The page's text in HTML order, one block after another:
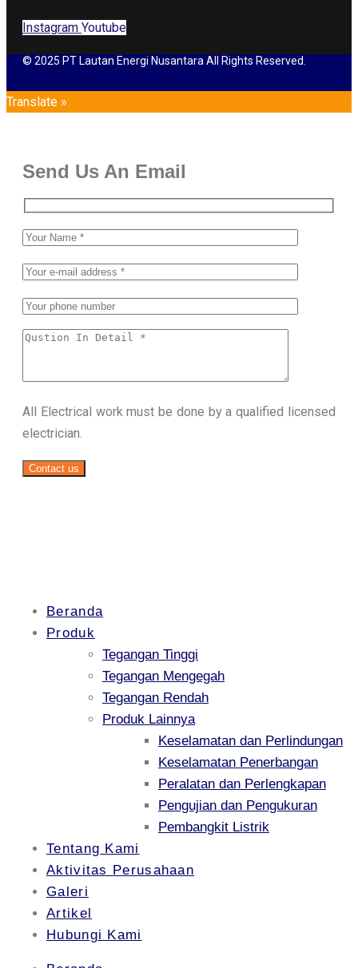
Instagram Youtube
© 2025 PT Lautan Energi Nusantara All Rights Reserved.
Translate »
Send Us An Email
All Electrical work must be done by a qualified licensed
electrician.
Contact us
Beranda
Produk
Tegangan Tinggi
Tegangan Mengegah
Tegangan Rendah
Produk Lainnya
Keselamatan dan Perlindungan
Keselamatan Penerbangan
Peralatan dan Perlengkapan
Pengujian dan Pengukuran
Pembangkit Listrik
Tentang Kami
Aktivitas Perusahaan
Galeri
Artikel
Hubungi Kami